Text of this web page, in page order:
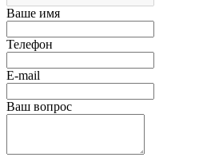
Ваше имя
Телефон
E-mail
Ваш вопрос